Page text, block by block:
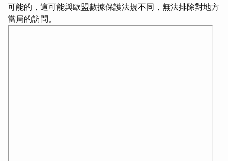
可能的，這可能與歐盟數據保護法規不同，無法排除對地方
當局的訪問。